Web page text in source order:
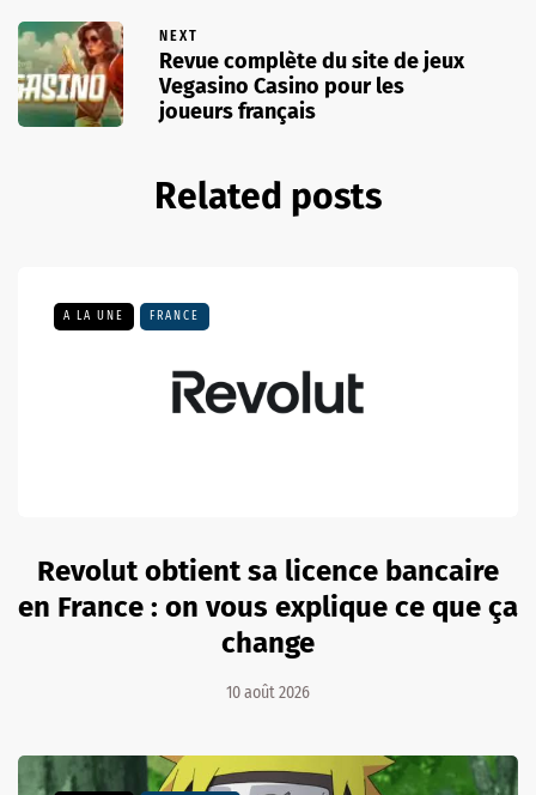
NEXT
Revue complète du site de jeux
Vegasino Casino pour les
joueurs français
Related posts
A LA UNE FRANCE
Revolut obtient sa licence bancaire
en France : on vous explique ce que ça
change
10 août 2026